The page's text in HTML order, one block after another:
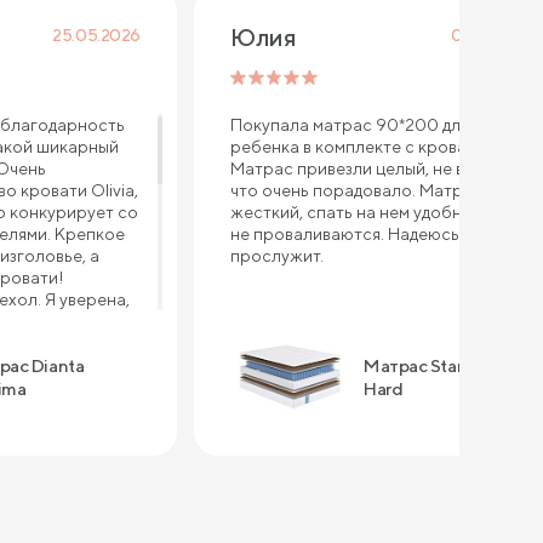
25.05.2026
шикарный
кровати Olivia,
конкурирует со
Крепкое
а
Я уверена,
другого
через год
- это
Dianta
Юлия 08.04.2026
Покупала матрас 90*200 для
ребенка в комплекте с кроватью.
Матрас привезли целый, не всткурке,
что очень порадовало. Матрас
жесткий, спать на нем удобно, бока
не проваливаются. Надеюсь долго
прослужит.
Матрас Standart
Hard